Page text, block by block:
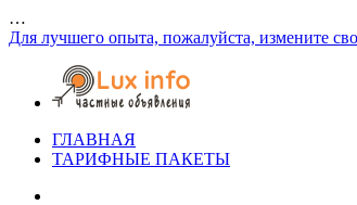
…
Для лучшего опыта, пожалуйста, измените
ГЛАВНАЯ
ТАРИФНЫЕ ПАКЕТЫ